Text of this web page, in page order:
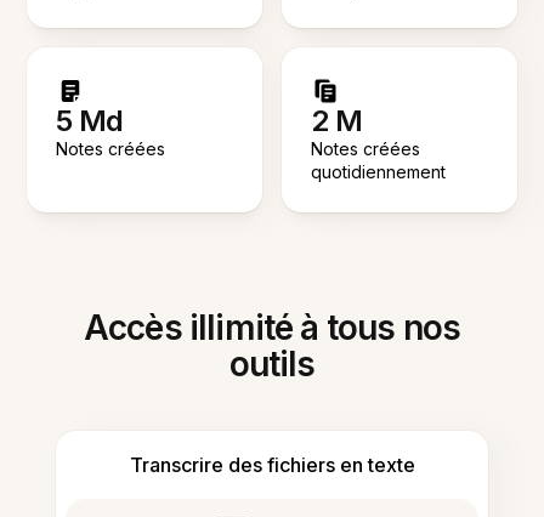
5 Md
Notes créées
2 M
Notes créées
quotidiennement
Accès illimité à tous nos
outils
Transcrire des fichiers en texte